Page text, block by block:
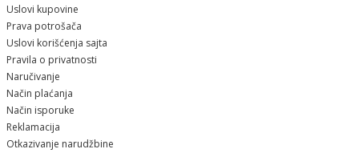
Uslovi kupovine
Prava potrošača
Uslovi korišćenja sajta
Pravila o privatnosti
Naručivanje
Način plaćanja
Način isporuke
Reklamacija
Otkazivanje narudžbine